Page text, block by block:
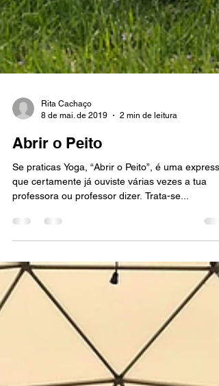
8 de mai. de 2019
Abrir o Peito
Se praticas Yoga, “Abrir o Peito”, é uma
professora ou professor dizer. Trata-se...